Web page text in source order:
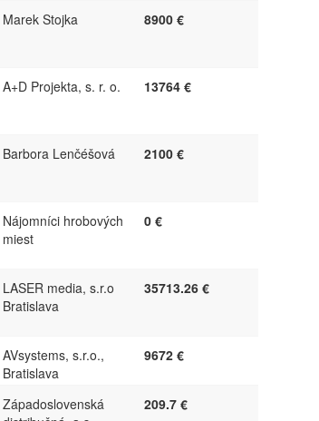
Marek Stojka 8900 €
A+D Projekta, s. r. o. 13764 €
Barbora Lenčéšová 2100 €
Nájomníci hrobových
miest
0 €
LASER media, s.r.o
Bratislava
35713.26 €
AVsystems, s.r.o.,
Bratislava
9672 €
Západoslovenská
209.7 €